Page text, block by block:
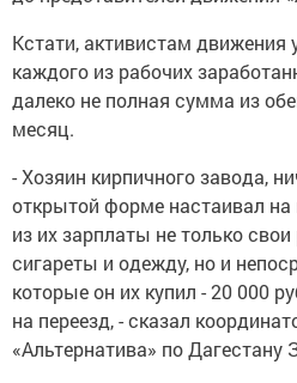
Кстати, активистам движения
каждого из рабочих
далеко не полная сумма из
месяц.
- Хозяин кирпичного завода,
открытой форме настаивал
из их зарплаты не только
сигареты и одежду, но и
которые он их купил - 20 000
на переезд, - сказал
«Альтернатива» по Дагестану